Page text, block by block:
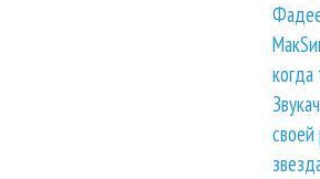
когда